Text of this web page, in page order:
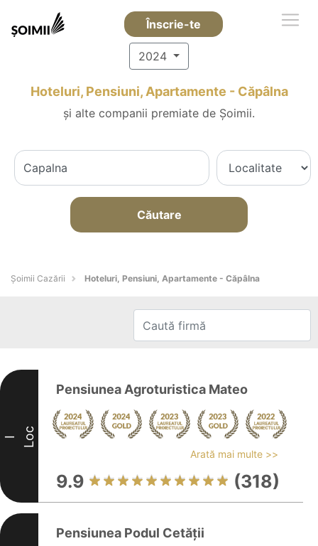
Înscrie-te
2024
Hoteluri, Pensiuni, Apartamente - Căpâlna
și alte companii premiate de Șoimii.
Căutare
Șoimii Cazării Hoteluri, Pensiuni, Apartamente - Căpâlna
I Loc
Pensiunea Agroturistica Mateo
Arată mai multe >>
9.9 (318)
Pensiunea Podul Cetăţii